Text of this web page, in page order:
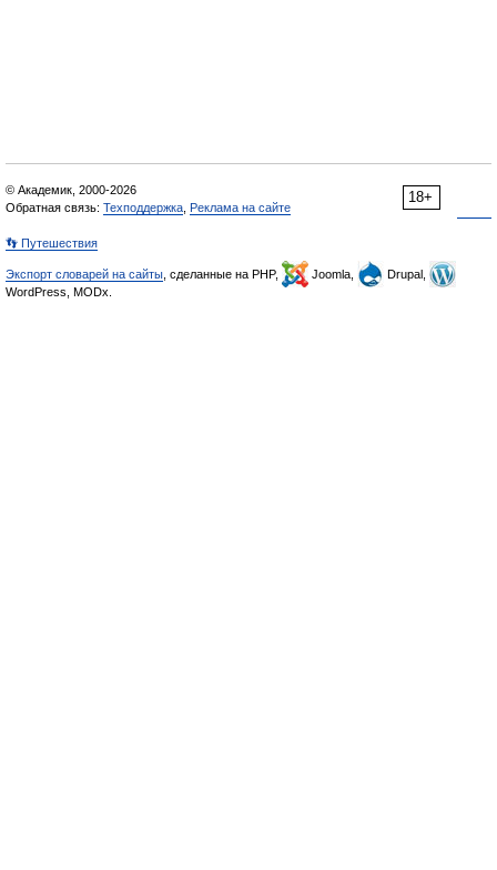
18+
© Академик, 2000-2026
Обратная связь: Техподдержка Реклама на сайте
👣 Путешествия
Экспорт словарей на сайты , сделанные на PHP, Joomla,
Drupal,
WordPress, MODx.